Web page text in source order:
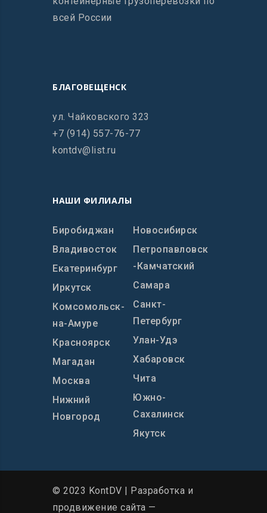
всей России
БЛАГОВЕЩЕНСК
ул. Чайковского 323
+7 (914) 557-76-77
kontdv@list.ru
НАШИ ФИЛИАЛЫ
Биробиджан
Владивосток
Екатеринбург
Иркутск
Комсомольск-
на-Амуре
Красноярск
Магадан
Москва
Нижний
Новгород
Новосибирск
Петропавловск
-Камчатский
Самара
Санкт-
Петербург
Улан-Удэ
Хабаровск
Чита
Южно-
Сахалинск
Якутск
© 2023 KontDV | Разработка и
продвижение сайта —